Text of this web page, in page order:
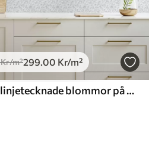
Kr/m²299.00 Kr/m²
Fina blå linjetecknade blommor på en benvit bakgrund